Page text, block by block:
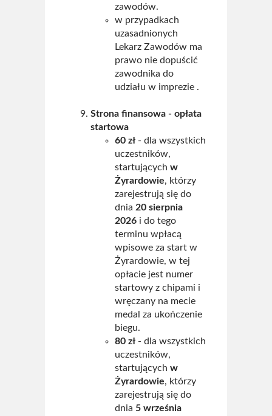
zawodów.
w przypadkach
uzasadnionych
Lekarz Zawodów ma
prawo nie dopuścić
zawodnika do
udziału w imprezie .
Strona finansowa - opłata
startowa
60 zł - dla wszystkich
uczestników,
startujących w
Żyrardowie, którzy
zarejestrują się do
dnia 20 sierpnia
2026 i do tego
terminu wpłacą
wpisowe za start w
Żyrardowie, w tej
opłacie jest numer
startowy z chipami i
wręczany na mecie
medal za ukończenie
biegu.
80 zł - dla wszystkich
uczestników,
startujących w
Żyrardowie, którzy
zarejestrują się do
dnia 5 września